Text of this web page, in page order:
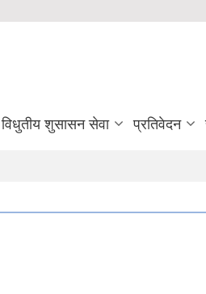
विधुतीय शुसासन सेवा प्रतिवेदन